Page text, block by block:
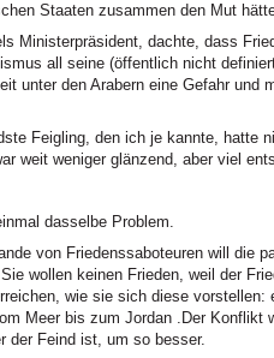
Staaten zusammen den Mut
Ministerpräsident, dachte, dass
all seine (öffentlich nicht
unter den Arabern eine Gefahr und
Feigling, den ich je kannte, hatte
weit weniger glänzend, aber viel
dasselbe Problem.
von Friedenssaboteuren will die
wollen keinen Frieden, weil der
wie sie sich diese vorstellen:
Meer bis zum Jordan .Der Konflikt
der Feind ist, um so besser.